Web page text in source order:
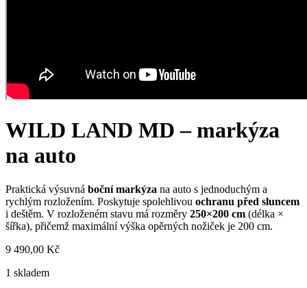
WILD LAND MD – markýza
na auto
Praktická výsuvná boční markýza na auto s jednoduchým a
rychlým rozložením. Poskytuje spolehlivou ochranu před sluncem
i deštěm. V rozloženém stavu má rozměry 250×200 cm (délka ×
šířka), přičemž maximální výška opěrných nožiček je 200 cm.
9 490,00 Kč
1 skladem